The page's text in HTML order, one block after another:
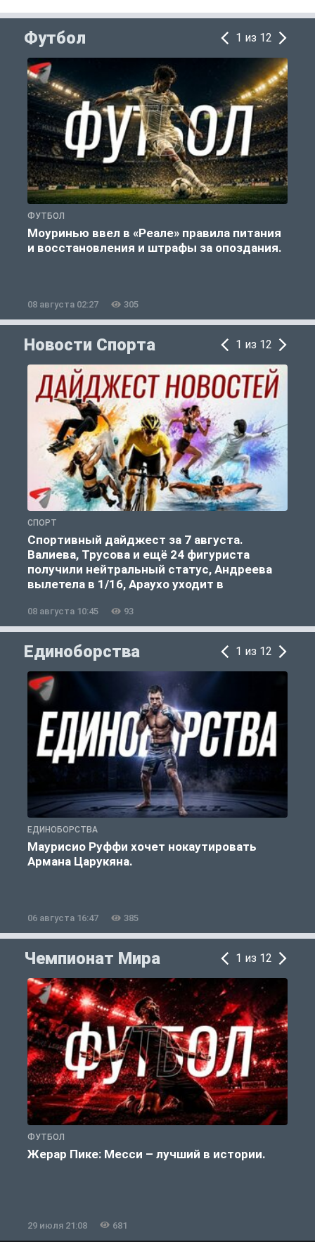
Футбол 1 из 12
ФУТБОЛ
Моуринью ввел в «Реале» правила питания
и восстановления и штрафы за опоздания.
08 августа 02:27 305
Новости Спорта 1 из 12
СПОРТ
Спортивный дайджест за 7 августа.
Валиева, Трусова и ещё 24 фигуриста
получили нейтральный статус, Андреева
вылетела в 1/16, Араухо уходит в
08 августа 10:45 93
Единоборства 1 из 12
ЕДИНОБОРСТВА
Маурисио Руффи хочет нокаутировать
Армана Царукяна.
06 августа 16:47 385
Чемпионат Мира 1 из 12
ФУТБОЛ
Жерар Пике: Месси – лучший в истории.
29 июля 21:08 681